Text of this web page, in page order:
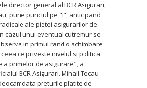
director general al BCR Asigurari,
pune punctul pe "i", anticipand
ale pietei asigurarilor de
cazul unui eventual cutremur se
in primul rand o schimbare
ce priveste nivelul si politica
a primelor de asigurare", a
BCR Asigurari. Mihail Tecau
preturile platite de